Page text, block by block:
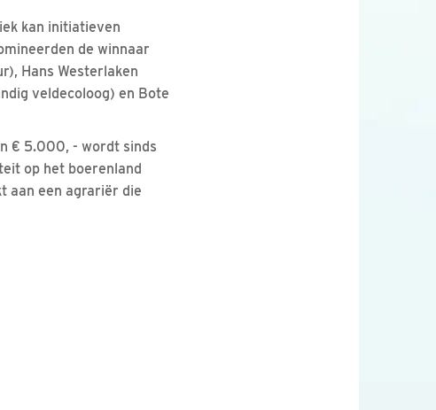
kan initiatieven
de winnaar
Hans Westerlaken
veldecoloog) en Bote
€ 5.000, - wordt sinds
op het boerenland
aan een agrariër die